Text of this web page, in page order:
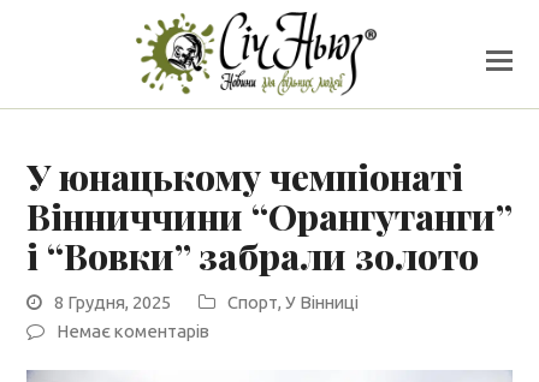
У юнацькому чемпіонаті
Вінниччини “Орангутанги”
і “Вовки” забрали золото
8 Грудня, 2025 Спорт,У Вінниці
Немає коментарів